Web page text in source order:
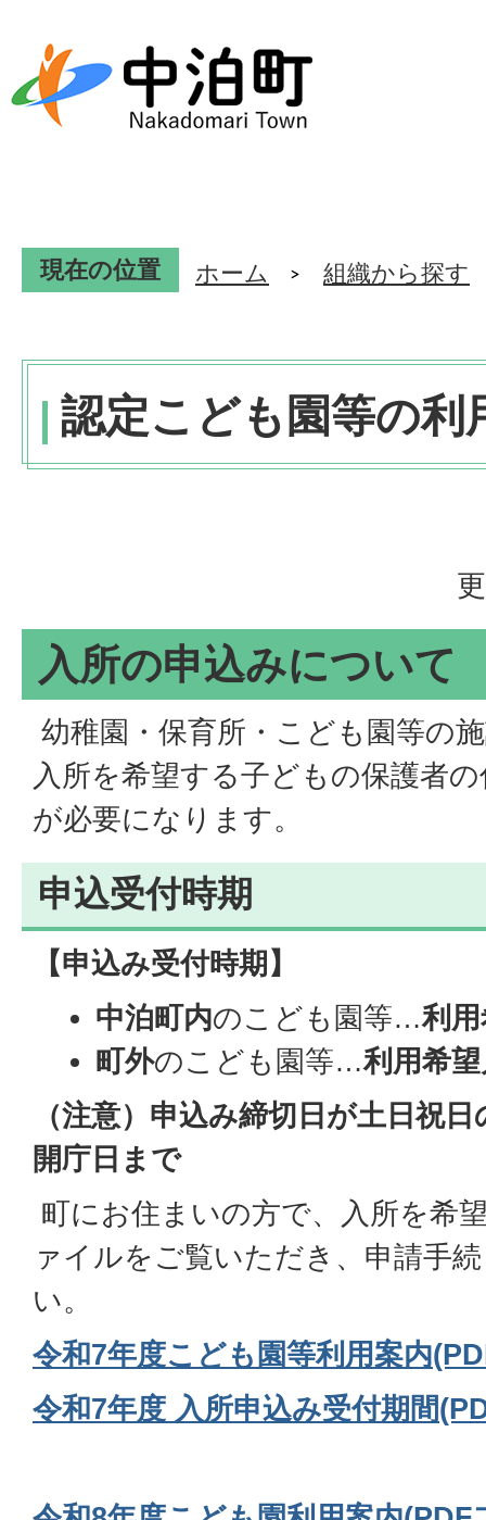
現在の位置 ホーム 組織から探す
認定こども園等の利
入所の申込みについて
幼稚園・保育所・こども園等の
入所を希望する子どもの保護者
が必要になります。
申込受付時期
【申込み受付時期】
中泊町内のこども園等…利
町外のこども園等…利用希
（注意）申込み締切日が土日祝
開庁日まで
町にお住まいの方で、入所を希
ァイルをご覧いただき、申請手
い。
令和7年度こども園等利用案内
令和7年度 入所申込み受付期間